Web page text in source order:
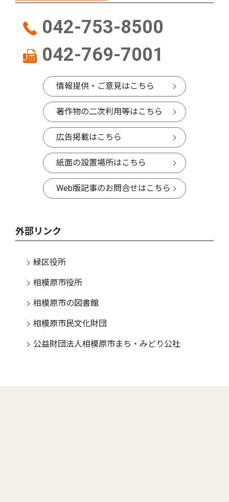
042-753-8500
042-769-7001
情報提供・ご意見はこちら
著作物の二次利用等はこちら
広告掲載はこちら
紙面の設置場所はこちら
Web版記事のお問合せはこちら
外部リンク
緑区役所
相模原市役所
相模原市の図書館
相模原市民文化財団
公益財団法人相模原市まち・みどり公社